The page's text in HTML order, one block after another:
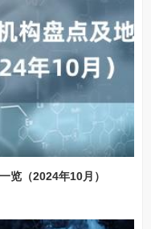
览（2024年10月）